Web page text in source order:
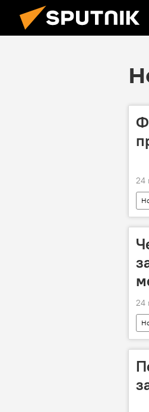
24
24